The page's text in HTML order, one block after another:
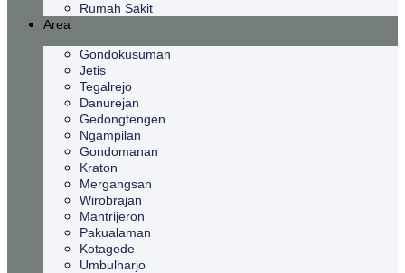
Rumah Sakit
Area
Gondokusuman
Jetis
Tegalrejo
Danurejan
Gedongtengen
Ngampilan
Gondomanan
Kraton
Mergangsan
Wirobrajan
Mantrijeron
Pakualaman
Kotagede
Umbulharjo